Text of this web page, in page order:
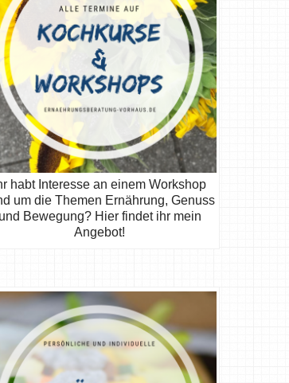
habt Interesse an einem Workshop
um die Themen Ernährung, Genuss
und Bewegung? Hier findet ihr mein
Angebot!